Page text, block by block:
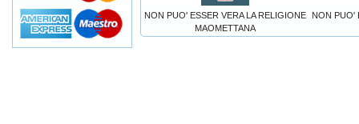
NON PUO' ESSER VERA LA RELIGIONE
MAOMETTANA
NON PUO'